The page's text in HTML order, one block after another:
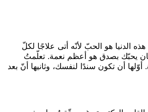
الدنيا هو الحبّ لأنّه أتى علاجًا لكلّ
يحبّك بصدق هو أعظم نعمة. تعلّمتُ
أن تكون سندًا لنفسك، وثانيها أنّ بعد